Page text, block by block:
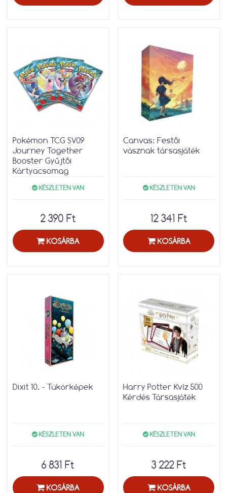
Pokémon TCG SV09
Journey Together
Booster Gyűjtői
Kártyacsomag
KÉSZLETEN VAN
2 390 Ft
KOSÁRBA
Canvas: Festői
vásznak társasjáték
KÉSZLETEN VAN
12 341 Ft
KOSÁRBA
Dixit 10. - Tükörképek
KÉSZLETEN VAN
6 831 Ft
KOSÁRBA
Harry Potter Kvíz 500
Kérdés Társasjáték
KÉSZLETEN VAN
3 222 Ft
KOSÁRBA